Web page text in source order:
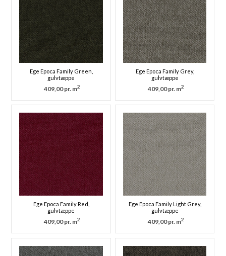
Ege Epoca Family Green,
gulvtæppe
409,00 pr. m2
Ege Epoca Family Grey,
gulvtæppe
409,00 pr. m2
Ege Epoca Family Red,
gulvtæppe
409,00 pr. m2
Ege Epoca Family Light Grey,
gulvtæppe
409,00 pr. m2